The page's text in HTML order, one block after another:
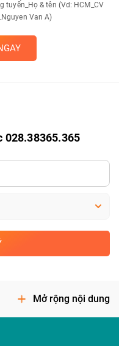
& tên (Vd: HCM_CV
Van A)
028.38365.365
Mở rộng nội dung